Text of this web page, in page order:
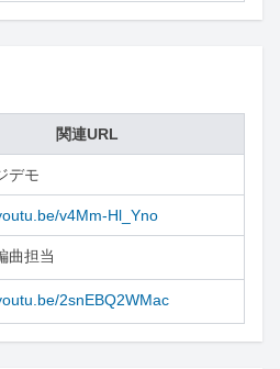
関連URL
デモ
v4Mm-Hl_Yno
曲担当
2snEBQ2WMac